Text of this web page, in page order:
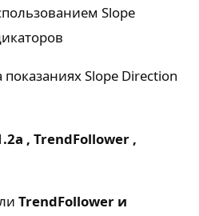
Slope
Slope Direction
, TrendFollower ,
TrendFollower и